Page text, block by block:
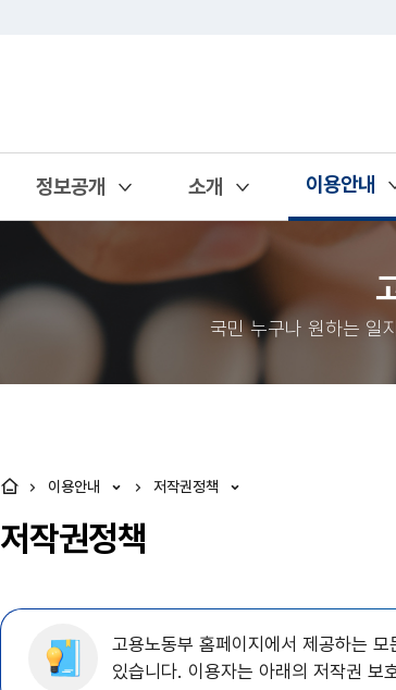
정보공개
열기
소개
열기
이용안내
열기
국민 누구나 원하는 일
저작권정책
이용안내 저작권정책
고용노동부 홈페이지에서 제공하는
있습니다. 이용자는 아래의 저작권 보